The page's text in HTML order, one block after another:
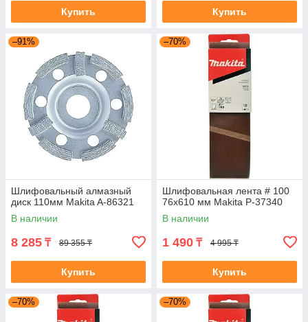
Купить Купить
–91%
Шлифовальный алмазный
диск 110мм Makita A-86321
В наличии
8 285 ₸ 89 355 ₸
Купить
–70%
Шлифовальная лента # 100
76x610 мм Makita P-37340
В наличии
1 490 ₸ 4 995 ₸
Купить
–70% –70%